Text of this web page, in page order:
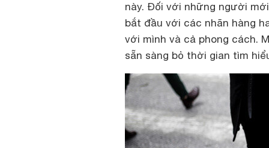
này. Đối với những người
bắt đầu với các nhãn hàng
với mình và cả phong cách.
sẵn sàng bỏ thời gian tìm